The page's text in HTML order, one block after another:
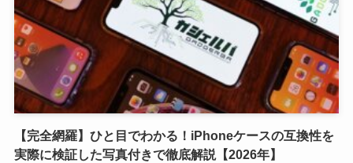
【完全網羅】ひと目でわかる！iPhoneケースの互換性を
実際に検証した写真付きで徹底解説【2026年】